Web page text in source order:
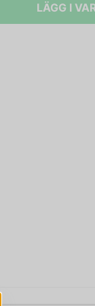
LÄGG I